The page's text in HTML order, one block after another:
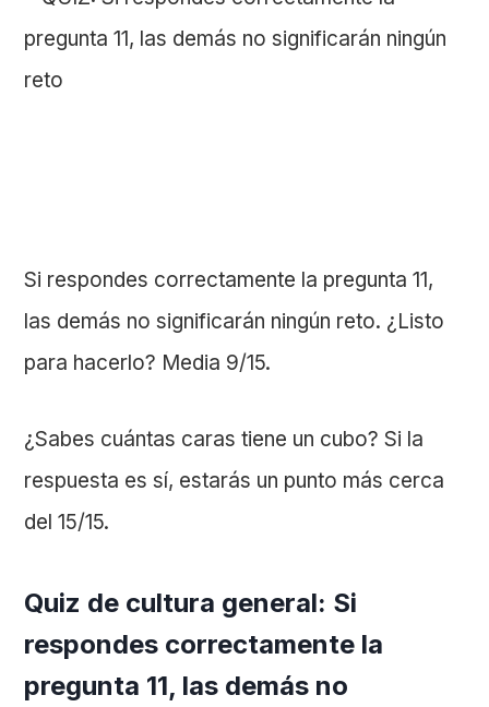
Si respondes correctamente la pregunta 11,
las demás no significarán ningún reto. ¿Listo
para hacerlo? Media 9/15.
¿Sabes cuántas caras tiene un cubo? Si la
respuesta es sí, estarás un punto más cerca
del 15/15.
Quiz de cultura general: Si
respondes correctamente la
pregunta 11, las demás no